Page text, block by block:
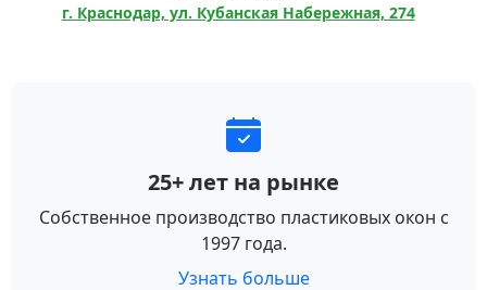
г. Краснодар, ул. Кубанская Набережная, 274
25+ лет на рынке
Собственное производство пластиковых окон с
1997 года.
Узнать больше